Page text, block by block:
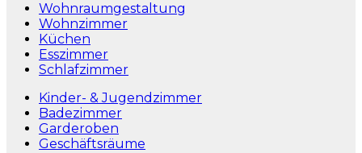
Wohnraumgestaltung
Wohnzimmer
Küchen
Esszimmer
Schlafzimmer
Kinder- & Jugendzimmer
Badezimmer
Garderoben
Geschäftsräume